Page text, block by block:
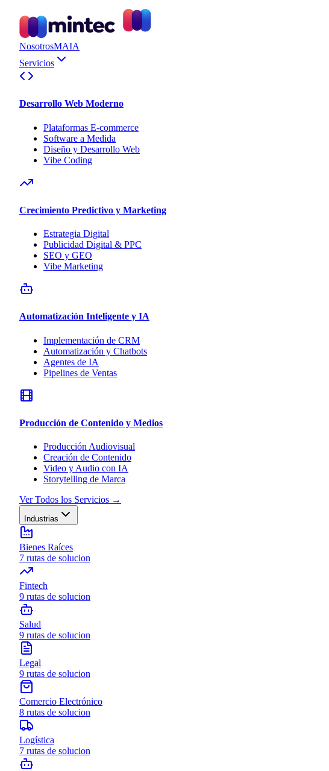
NosotrosMAIA
Servicios
Desarrollo Web Moderno
Plataformas E-commerce
Software a Medida
Diseño y Desarrollo Web
Vibe Coding
Crecimiento Predictivo y Marketing
Estrategia Digital
Publicidad Digital & PPC
SEO y GEO
Vibe Marketing
Automatización Inteligente y IA
Implementación de CRM
Automatización y Chatbots
Agentes de IA
Pipelines de Ventas
Producción de Contenido y Medios
Producción Audiovisual
Creación de Contenido
Video y Audio con IA
Storytelling de Marca
Ver Todos los Servicios →
Industrias
Bienes Raíces
7 rutas de solucion
Fintech
9 rutas de solucion
Salud
9 rutas de solucion
Legal
9 rutas de solucion
Comercio Electrónico
8 rutas de solucion
Logística
7 rutas de solucion